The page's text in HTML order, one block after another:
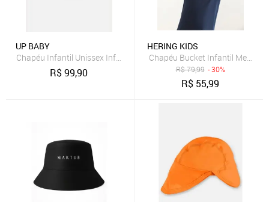
UP BABY
Chapéu Infantil Unissex Infantil Up Baby Rosa
R$99,90
HERING KIDS
Chapéu Bucket Infantil Menina
R$79,99 - 30%
R$ 55,99